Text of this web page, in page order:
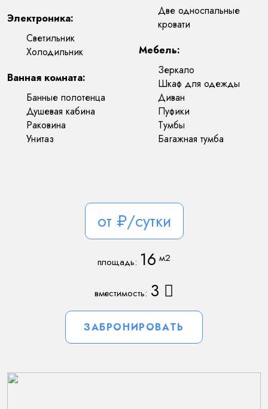
от ₽/сутки
16
3
ЗАБРОНИРОВАТЬ
Электроника:
Светильник
Холодильник
Ванная комната:
Банные полотенца
Душевая кабина
Раковина
Унитаз
Две односпальные
кровати
Мебель:
Зеркало
Шкаф для одежды
Диван
Пуфики
Тумбы
Багажная тумба